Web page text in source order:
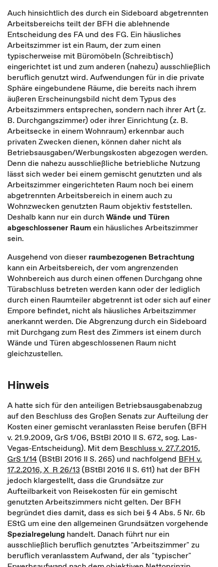
Auch hinsichtlich des durch ein Sideboard abgetrennten
Arbeitsbereichs teilt der BFH die ablehnende
Entscheidung des FA und des FG. Ein häusliches
Arbeitszimmer ist ein Raum, der zum einen
typischerweise mit Büromöbeln (Schreibtisch)
eingerichtet ist und zum anderen (nahezu) ausschließlich
beruflich genutzt wird. Aufwendungen für in die private
Sphäre eingebundene Räume, die bereits nach ihrem
äußeren Erscheinungsbild nicht dem Typus des
Arbeitszimmers entsprechen, sondern nach ihrer Art (z.
B. Durchgangszimmer) oder ihrer Einrichtung (z. B.
Arbeitsecke in einem Wohnraum) erkennbar auch
privaten Zwecken dienen, können daher nicht als
Betriebsausgaben/Werbungskosten abgezogen werden.
Denn die nahezu ausschließliche betriebliche Nutzung
lässt sich weder bei einem gemischt genutzten und als
Arbeitszimmer eingerichteten Raum noch bei einem
abgetrennten Arbeitsbereich in einem auch zu
Wohnzwecken genutzten Raum objektiv feststellen.
Deshalb kann nur ein durchWände und Türen
abgeschlossener Raumein häusliches Arbeitszimmer
sein.
Ausgehend von dieser raumbezogenen Betrachtung
kann ein Arbeitsbereich, der vom angrenzenden
Wohnbereich aus durch einen offenen Durchgang ohne
Türabschluss betreten werden kann oder der lediglich
durch einen Raumteiler abgetrennt ist oder sich auf einer
Empore befindet, nicht als häusliches Arbeitszimmer
anerkannt werden. Die Abgrenzung durch ein Sideboard
mit Durchgang zum Rest des Zimmers ist einem durch
Wände und Türen abgeschlossenen Raum nicht
gleichzustellen.
Hinweis
A hatte sich für den anteiligen Betriebsausgabenabzug
auf den Beschluss des Großen Senats zur Aufteilung der
Kosten einer gemischt veranlassten Reise berufen (BFH
v. 21.9.2009, GrS 1/06, BStBl 2010 II S. 672, sog. Las-
Vegas-Entscheidung). Mit dem Beschluss v. 27.7.2015,
GrS 1/14(BStBl 2016 II S. 265) und nachfolgend BFH v.
17.2.2016, X R 26/13(BStBl 2016 II S. 611) hat der BFH
jedoch klargestellt, dass die Grundsätze zur
Aufteilbarkeit von Reisekosten für ein gemischt
genutzten Arbeitszimmers nicht gelten. Der BFH
begründet dies damit, dass es sich bei § 4 Abs. 5 Nr. 6b
EStG um eine den allgemeinen Grundsätzen vorgehende
Spezialregelung handelt. Danach führt nur ein
ausschließlich beruflich genutztes "Arbeitszimmer" zu
beruflich veranlasstem Aufwand, der als "typischer"